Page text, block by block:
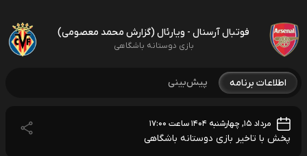
فوتبال آرسنال - ویارئال (گزارش محمد معصومی)
بازی دوستانه باشگاهی
اطلاعات برنامه پیش‌بینی
مرداد ۱۵, چهارشنبه ۱۴۰۴ ساعت ۱۷:۰۰
پخش با تاخیر بازی دوستانه باشگاهی